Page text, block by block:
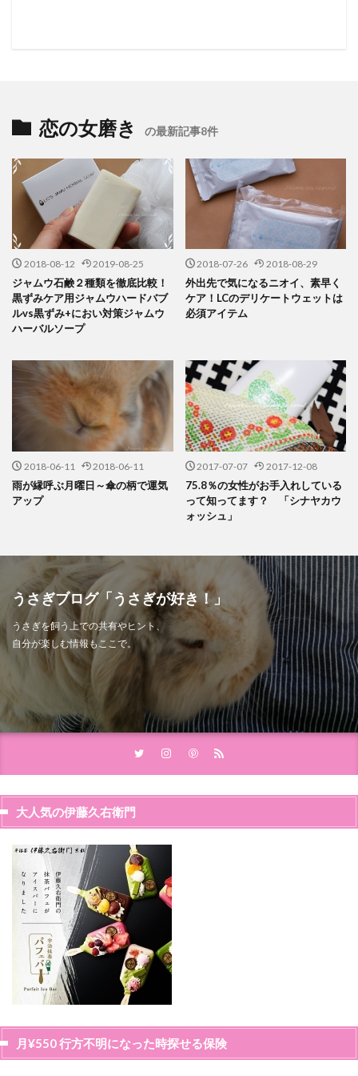
恋の女磨き の最新記事8件
2018-08-12 2019-08-25
ジャムウ石鹸２種類を徹底比較！
黒ずみケア用ジャムウハードバブ
ルvs黒ずみ+におい対策ジャムウ
ハーバルソープ
2018-07-26 2018-08-29
外出先で気になるニオイ、素早く
ケア！LCのデリケートウェットは
必須アイテム
2018-06-11 2018-06-11
雨が縁呼ぶ月曜日～傘の柄で運気
アップ
2017-07-07 2017-12-08
75.8％の女性がお手入れしている
って知ってます？ 「シナヤカウ
ォッシュ」
うさぎブログ「うさぎが好き！」
うさぎを飼う上での共有やヒント、
自分が楽しむ情報もここで。
大人気の伊藤久右衛門
月¥550 行方不明になった時探せる保険